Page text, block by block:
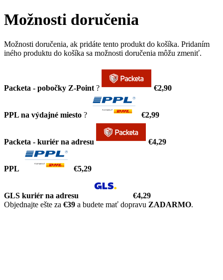
Možnosti doručenia
Možnosti doručenia, ak pridáte tento produkt do košíka. Pridaním
iného produktu do košíka sa možnosti doručenia môžu zmeniť.
Packeta - pobočky Z-Point ? €2,90
PPL na výdajné miesto ? €2,99
Packeta - kuriér na adresu €4,29
PPL €5,29
GLS kuriér na adresu
€4,29
Objednajte ešte za €39 a budete mať dopravu ZADARMO.